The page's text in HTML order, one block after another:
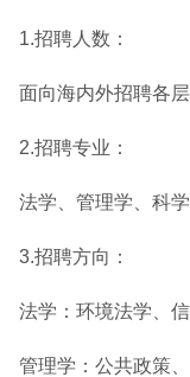
1.招聘人数：
面向海内外招聘各
2.招聘专业：
法学、管理学、科
3.招聘方向：
法学：环境法学、
管理学：公共政策